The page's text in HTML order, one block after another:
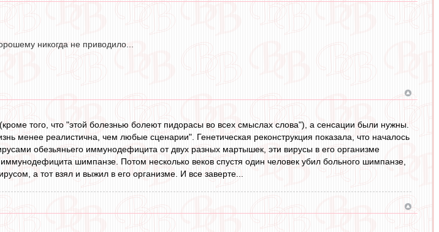
никогда не приводило...
того, что "этой болезнью болеют пидорасы во всех смыслах слова"), а сенсации были нужны.
менее реалистична, чем любые сценарии". Генетическая реконструкция показала, что началось
обезьяньего иммунодефицита от двух разных мартышек, эти вирусы в его организме
шимпанзе. Потом несколько веков спустя один человек убил больного шимпанзе,
а тот взял и выжил в его организме. И все заверте...